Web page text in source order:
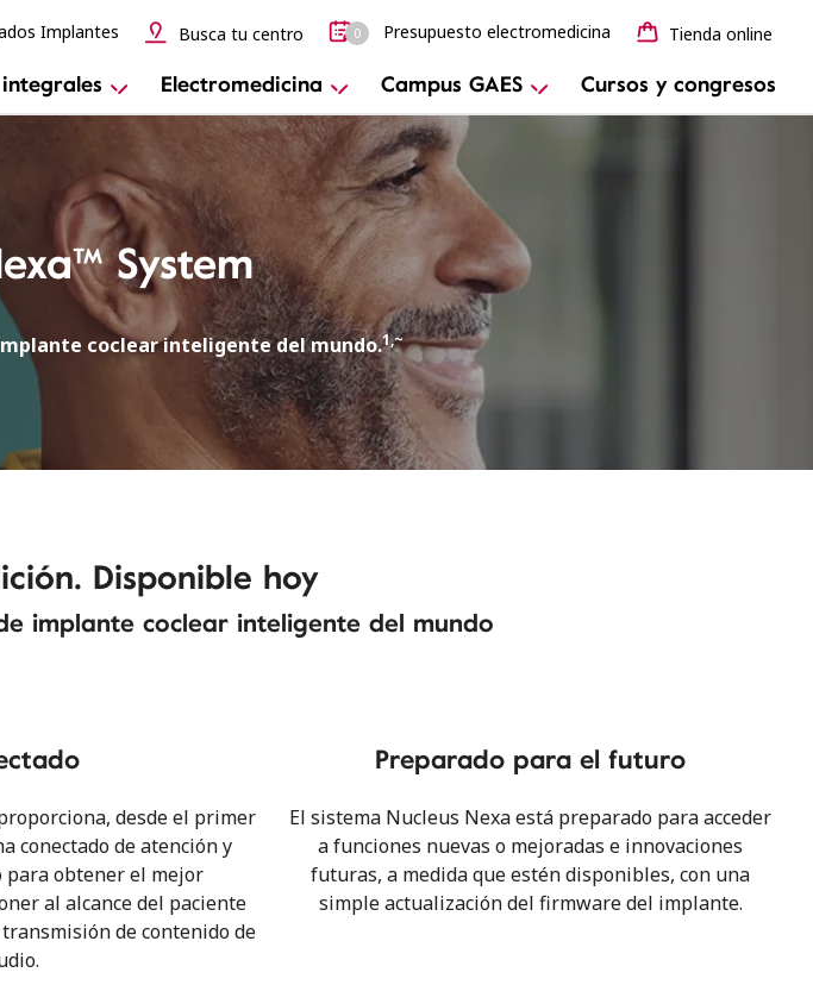
Electromedicina Campus GAES Cursos y congresos
Implantes Busca tu centro 0 Presupuesto electromedicina Tienda online
System
coclear inteligente del mundo.1,~
Disponible hoy
implante coclear inteligente del mundo
desde el primer
conectado de atención y
para obtener el mejor
al alcance del paciente
de contenido de
Preparado para el futuro
El sistema Nucleus Nexa está preparado para acceder
a funciones nuevas o mejoradas e innovaciones
futuras, a medida que estén disponibles, con una
simple actualización del firmware del implante.